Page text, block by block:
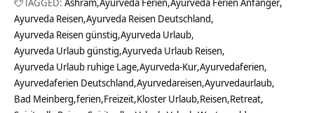
Ayurveda Reisen Ayurveda Reisen Deutschland
Ayurveda Reisen günstig Ayurveda Urlaub
Ayurveda Urlaub günstig Ayurveda Urlaub Reisen
Ayurveda Urlaub ruhige Lage Ayurveda-Kur Ayurvedaferien
Ayurvedaferien Deutschland Ayurvedareisen Ayurvedaurlaub
Bad Meinberg ferien Freizeit Kloster Urlaub Reisen Retreat